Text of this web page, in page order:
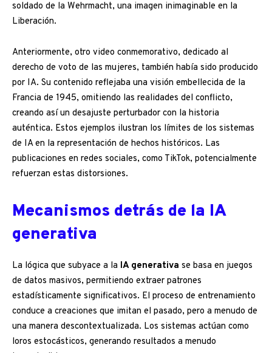
soldado de la Wehrmacht, una imagen inimaginable en la
Liberación.
Anteriormente, otro video conmemorativo, dedicado al
derecho de voto de las mujeres, también había sido producido
por IA. Su contenido reflejaba una visión embellecida de la
Francia de 1945, omitiendo las realidades del conflicto,
creando así un desajuste perturbador con la historia
auténtica. Estos ejemplos ilustran los límites de los sistemas
de IA en la representación de hechos históricos. Las
publicaciones en redes sociales, como TikTok, potencialmente
refuerzan estas distorsiones.
Mecanismos detrás de la IA
generativa
La lógica que subyace a la IA generativa se basa en juegos
de datos masivos, permitiendo extraer patrones
estadísticamente significativos. El proceso de entrenamiento
conduce a creaciones que imitan el pasado, pero a menudo de
una manera descontextualizada. Los sistemas actúan como
loros estocásticos, generando resultados a menudo